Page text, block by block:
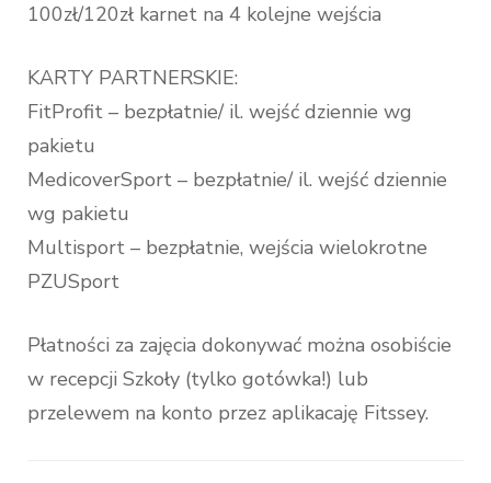
100zł/120zł karnet na 4 kolejne wejścia
KARTY PARTNERSKIE:
FitProfit – bezpłatnie/ il. wejść dziennie wg
pakietu
MedicoverSport – bezpłatnie/ il. wejść dziennie
wg pakietu
Multisport – bezpłatnie, wejścia wielokrotne
PZUSport
Płatności za zajęcia dokonywać można osobiście
w recepcji Szkoły (tylko gotówka!) lub
przelewem na konto przez aplikacaję Fitssey.